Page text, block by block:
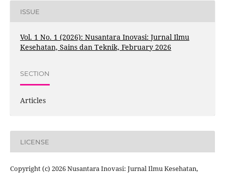
ISSUE
Vol. 1 No. 1 (2026): Nusantara Inovasi: Jurnal Ilmu
Kesehatan, Sains dan Teknik, February 2026
SECTION
Articles
LICENSE
Copyright (c) 2026 Nusantara Inovasi: Jurnal Ilmu Kesehatan,